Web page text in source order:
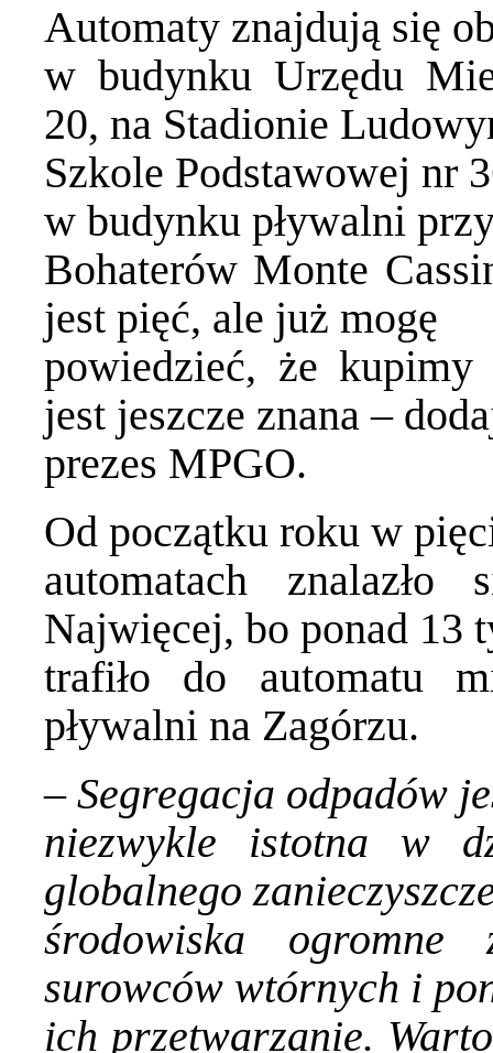
Automaty znajdują się
w budynku Urzędu
20, na Stadionie
Szkole Podstawowej nr
w budynku pływalni
Bohaterów Monte
jest pięć, ale już mogę
powiedzieć, że
jest jeszcze znana –
prezes MPGO.
Od początku roku w
automatach
Najwięcej, bo ponad 13
trafiło do automatu
pływalni na Zagórzu.
– Segregacja odpadów
niezwykle istotna w
globalnego
środowiska ogromne
surowców wtórnych i
ich przetwarzanie.